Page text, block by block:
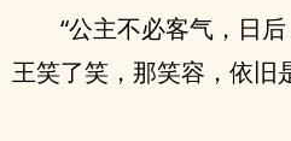
“公主不必客气，日
王笑了笑，那笑容，依旧